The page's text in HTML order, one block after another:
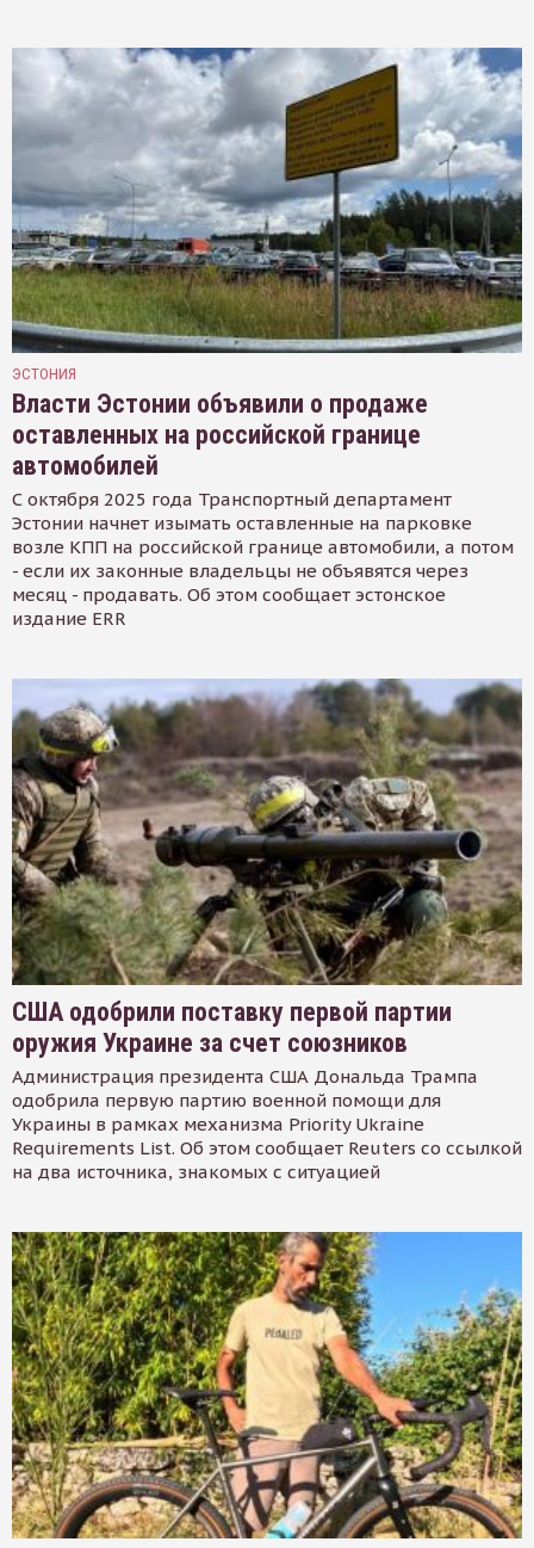
ЭСТОНИЯ
Власти Эстонии объявили о продаже
оставленных на российской границе
автомобилей
С октября 2025 года Транспортный департамент
Эстонии начнет изымать оставленные на парковке
возле КПП на российской границе автомобили, а потом
- если их законные владельцы не объявятся через
месяц - продавать. Об этом сообщает эстонское
издание ERR
США одобрили поставку первой партии
оружия Украине за счет союзников
Администрация президента США Дональда Трампа
одобрила первую партию военной помощи для
Украины в рамках механизма Priority Ukraine
Requirements List. Об этом сообщает Reuters со ссылкой
на два источника, знакомых с ситуацией